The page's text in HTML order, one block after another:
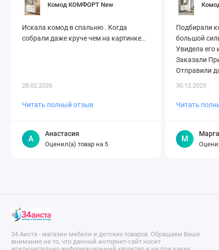
Комод КОМФОРТ New
Искала комод в спальню . Когда
собрали даже круче чем на картинке..
28.02.2026
Читать полный отзыв
А
Анастасия
Оценил(а) товар на 5
Подбирали
большой
Увидела его
Заказали
Отправили
30.12.2025
Читать
М
34 Аиста - магазин мебели и детских товаров. Обращаем Ваше
внимание на то, что данный интернет-сайт носит